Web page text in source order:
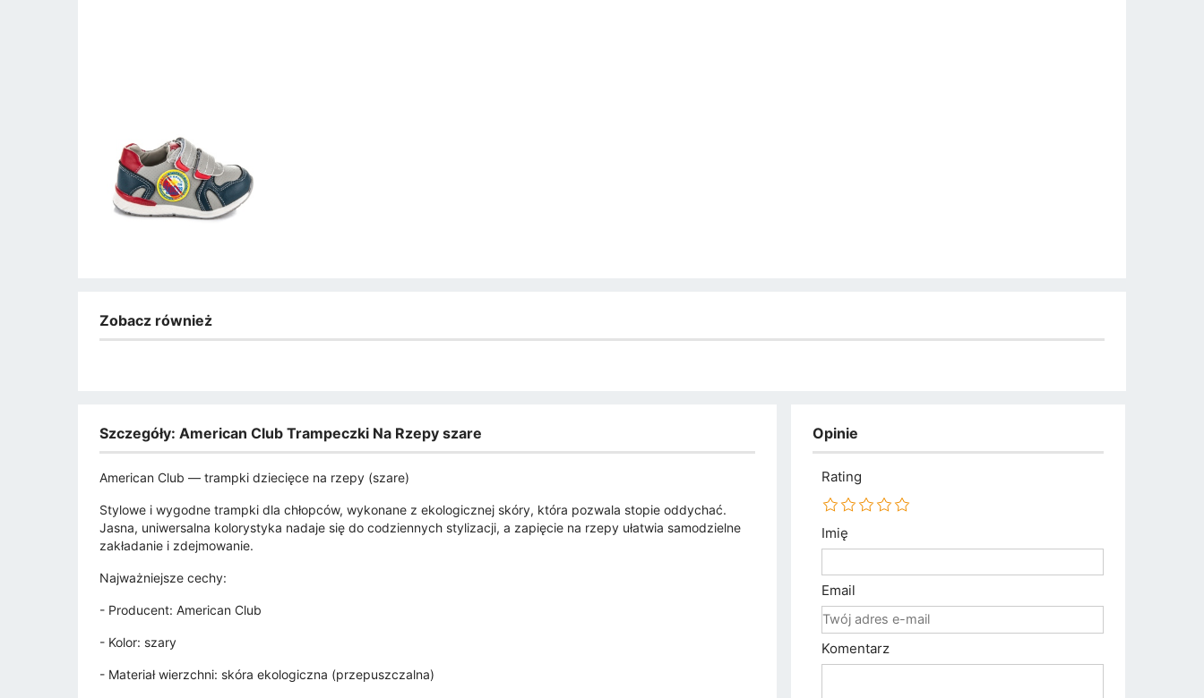
Zobacz również
Szczegóły: American Club Trampeczki Na Rzepy szare
American Club — trampki dziecięce na rzepy (szare)
Stylowe i wygodne trampki dla chłopców, wykonane z ekologicznej skóry, która pozwala stopie oddychać.
Jasna, uniwersalna kolorystyka nadaje się do codziennych stylizacji, a zapięcie na rzepy ułatwia samodzielne
zakładanie i zdejmowanie.
Najważniejsze cechy:
- Producent: American Club
- Kolor: szary
- Materiał wierzchni: skóra ekologiczna (przepuszczalna)
Opinie
Rating
Imię
Email
Komentarz